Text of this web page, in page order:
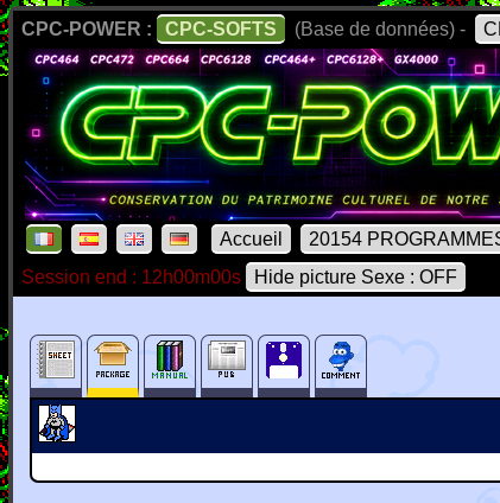
CPC-POWER : CPC-SOFTS (Base de données) -
Accueil 20154
Session end : 12h00m00s
Hide picture Sexe : OFF